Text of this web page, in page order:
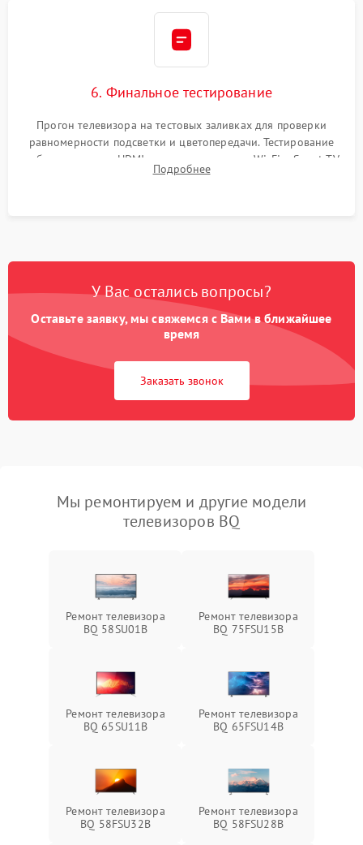
6. Финальное тестирование
Прогон телевизора на тестовых заливках для проверки
равномерности подсветки и цветопередачи. Тестирование
работы разъемов HDMI, динамиков, модуля Wi-Fi и Smart TV
в рабочем режиме в течение нескольких часов.
Подробнее
У Вас остались вопросы?
Оставьте заявку, мы свяжемся с Вами в ближайшее
время
Заказать звонок
Мы ремонтируем и другие модели
телевизоров BQ
Ремонт телевизора
BQ 58SU01B
Ремонт телевизора
BQ 75FSU15B
Ремонт телевизора
BQ 65SU11B
Ремонт телевизора
BQ 65FSU14B
Ремонт телевизора
BQ 58FSU32B
Ремонт телевизора
BQ 58FSU28B